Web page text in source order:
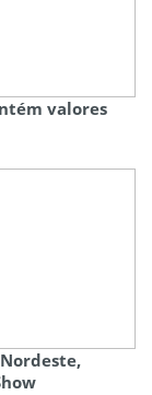
valores